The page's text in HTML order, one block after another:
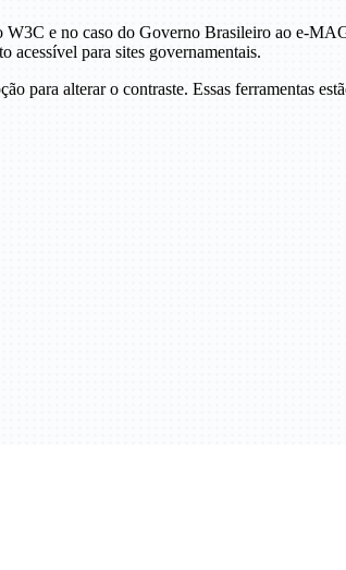
e no caso do Governo Brasileiro ao e-
acessível para sites governamentais.
para alterar o contraste. Essas ferramentas